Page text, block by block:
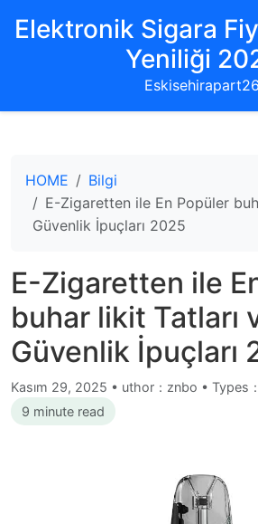
Elektronik Sigara
Yeniliği
Eskisehirapart26
HOME
Bilgi
E-Zigaretten ile En Popüler
Güvenlik İpuçları 2025
E-Zigaretten ile
buhar likit Tatları
Güvenlik İpuçları
Kasım 29, 2025 • uthor：znbo • Types：
9 minute read